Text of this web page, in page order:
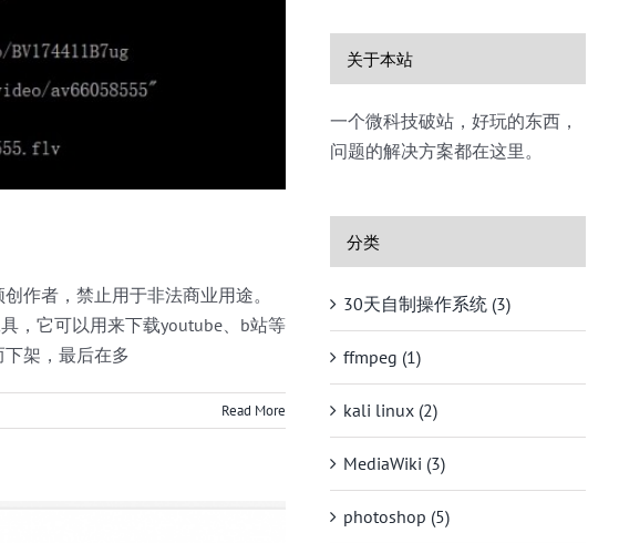
作者，禁止用于非法商业用途。
，它可以用来下载youtube、b站等
架，最后在多
Read More
线下载器
关于本站
一个微科技破站，好玩的东西，
问题的解决方案都在这里。
分类
30天自制操作系统 (3)
ffmpeg (1)
kali linux (2)
MediaWiki (3)
photoshop (5)